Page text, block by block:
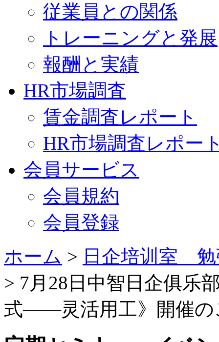
従業員との関係
トレーニングと発展
報酬と実績
HR市場調査
賃金調査レポート
HR市場調査レポー
会員サービス
会員規約
会員登録
ホーム > 日企培训室 勉
> 7月28日中智日企俱乐
式——灵活用工》開催の